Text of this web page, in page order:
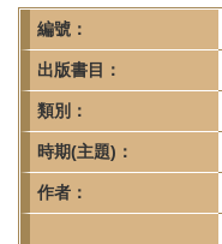
院-
臺
灣
史
研
編號：
出版書目：
類別：
時期(主題)：
作者：